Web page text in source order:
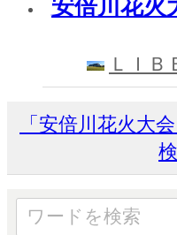
安倍川花火
ＬＩＢ
「安倍川花火大